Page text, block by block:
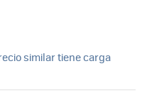
similar tiene carga